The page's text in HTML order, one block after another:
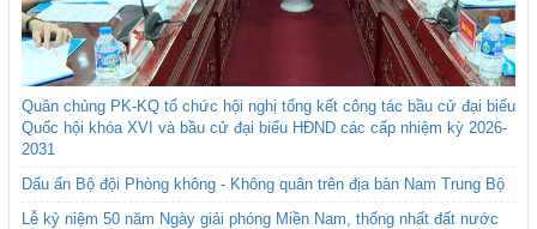
Quân chủng PK-KQ tổ chức hội nghị tổng kết công tác bầu cử đại biểu
Quốc hội khóa XVI và bầu cử đại biểu HĐND các cấp nhiệm kỳ 2026-
2031
Dấu ấn Bộ đội Phòng không - Không quân trên địa bàn Nam Trung Bộ
Lễ kỷ niệm 50 năm Ngày giải phóng Miền Nam, thống nhất đất nước